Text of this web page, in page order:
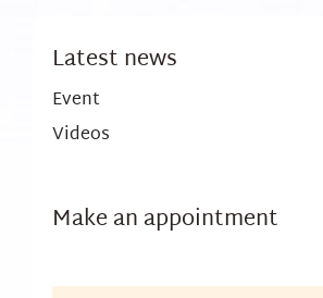
Latest news
Event
Videos
Make an appointment